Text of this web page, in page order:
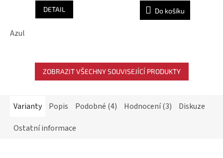
5
DETAIL
Azul
Do košíku
ZOBRAZIT VŠECHNY SOUVISEJÍCÍ PRODUKTY
Varianty Popis Podobné (4) Hodnocení (3)
Diskuze
Ostatní informace